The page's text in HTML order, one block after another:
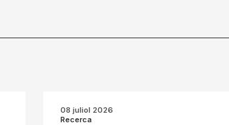
08 juliol 2026
Recerca